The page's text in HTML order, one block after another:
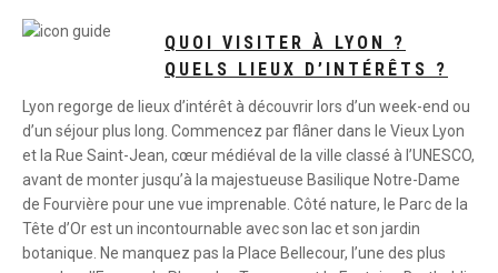
QUOI VISITER À LYON ?
QUELS LIEUX D’INTÉRÊTS ?
Lyon regorge de lieux d’intérêt à découvrir lors d’un week-end ou
d’un séjour plus long. Commencez par flâner dans le Vieux Lyon
et la Rue Saint-Jean, cœur médiéval de la ville classé à l’UNESCO,
avant de monter jusqu’à la majestueuse Basilique Notre-Dame
de Fourvière pour une vue imprenable. Côté nature, le Parc de la
Tête d’Or est un incontournable avec son lac et son jardin
botanique. Ne manquez pas la Place Bellecour, l’une des plus